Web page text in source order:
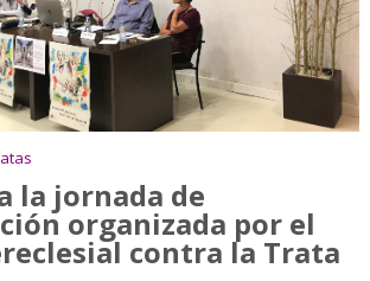
la jornada de
organizada por el
contra la Trata